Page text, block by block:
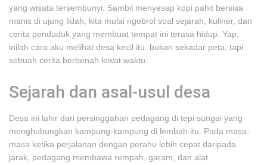
yang wisata tersembunyi. Sambil menyesap kopi pahit bersisa
manis di ujung lidah, kita mulai ngobrol soal sejarah, kuliner, dan
cerita penduduk yang membuat tempat ini terasa hidup. Yap,
inilah cara aku melihat desa kecil itu: bukan sekadar peta, tapi
sebuah cerita berbenah lewat waktu.
Sejarah dan asal-usul desa
Desa ini lahir dari persinggahan pedagang di tepi sungai yang
menghubungkan kampung-kampung di lembah itu. Pada masa-
masa ketika perjalanan dengan perahu lebih cepat daripada
jarak, pedagang membawa rempah, garam, dan alat